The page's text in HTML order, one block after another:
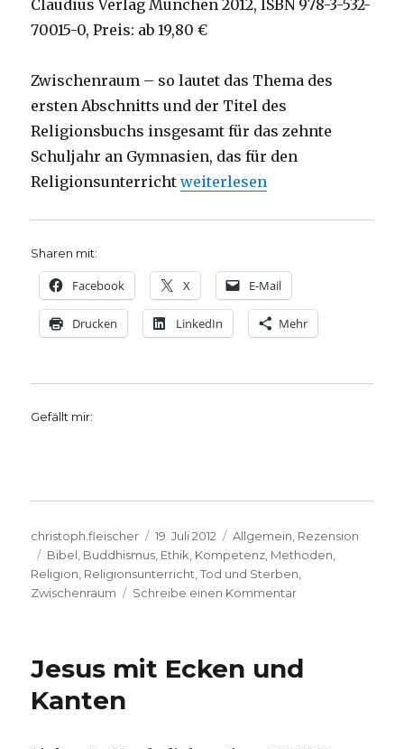
Claudius Verlag München 2012, ISBN 978-3-532-
70015-0, Preis: ab 19,80 €
Zwischenraum – so lautet das Thema des
ersten Abschnitts und der Titel des
Religionsbuchs insgesamt für das zehnte
Schuljahr an Gymnasien, das für den
Religionsunterricht„Religion im Schulbuch,
weiterlesen
Sharen mit:
Facebook X E-Mail
Drucken LinkedIn Mehr
Gefällt mir:
Autor
christoph.fleischer
Veröffentlicht
am
19. Juli 2012 Kategorien
Allgemein Rezension
Schlagwörter
Bibel Buddhismus Ethik Kompetenz Methoden
Religion Religionsunterricht ,Tod und Sterben
Zwischenraum
Schreibe einen Kommentarzu
Rezension
Jesus mit Ecken und
Kanten